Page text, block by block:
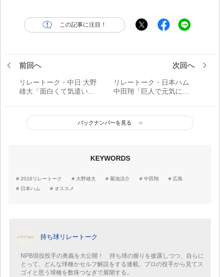
この記事に注目！
前回へ
リレートーク・中日 大野
雄大「面白くて気遣い上
にしたいので、守備で大
切なことを教えて」
次回へ
リレートーク・日本ハム
中田翔「巨人で元気にし
ンに入ったらメシでもい
こうな」
バックナンバーを見る
KEYWORDS
2016リレートーク 大野雄大 菊池涼介 中田翔
広島
日本ハム
オススメ
持ち球リレートーク
NPB現役投手の奥義を大公開！ 持ち球の握りを披露しつつ、自らに
とって、どんな球種かセルフ解説をする連載。プロの投手から見てス
ゴイと思う球種を数珠つなぎで展開する。